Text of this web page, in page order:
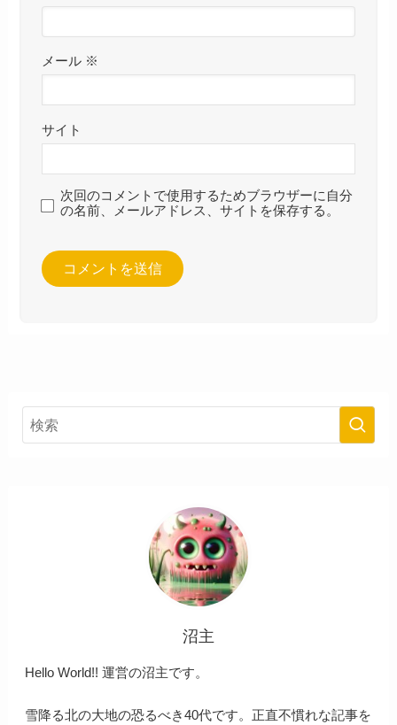
メール ※
サイト
次回のコメントで使用するためブラウザーに自分
の名前、メールアドレス、サイトを保存する。
沼主
Hello World!! 運営の沼主です。
雪降る北の大地の恐るべき40代です。正直不慣れな記事を